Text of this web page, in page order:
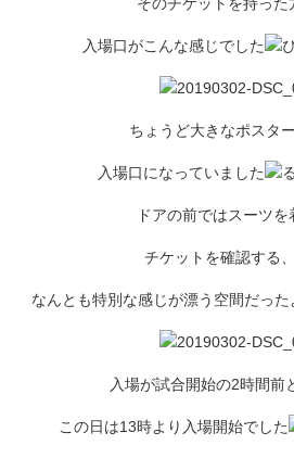
入場口がこんな感じでした
ちょうど大きなポスタ
入場口になっていました
ドアの前ではスーツを
チケットを確認する
なんとも特別な感じが漂う空間だった
入場が試合開始の2時間前
この日は13時より入場開始でした